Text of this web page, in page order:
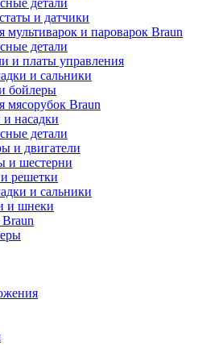
детали
и датчики
мультиварок и пароварок Braun
детали
и платы управления
и сальники
бойлеры
мясорубок Braun
насадки
детали
и двигатели
и шестерни
решетки
и сальники
и шнеки